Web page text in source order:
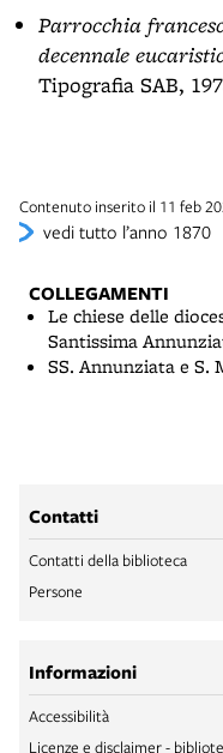
Parrocchia
decennale
Tipografia SAB,
Contenuto inserito il 11 feb
vedi tutto l’anno 1870
COLLEGAMENTI
Le chiese delle
Santissima
SS. Annunziata e S.
Contatti
Contatti della biblioteca
Persone
Informazioni
Accessibilità
Licenze e disclaimer -